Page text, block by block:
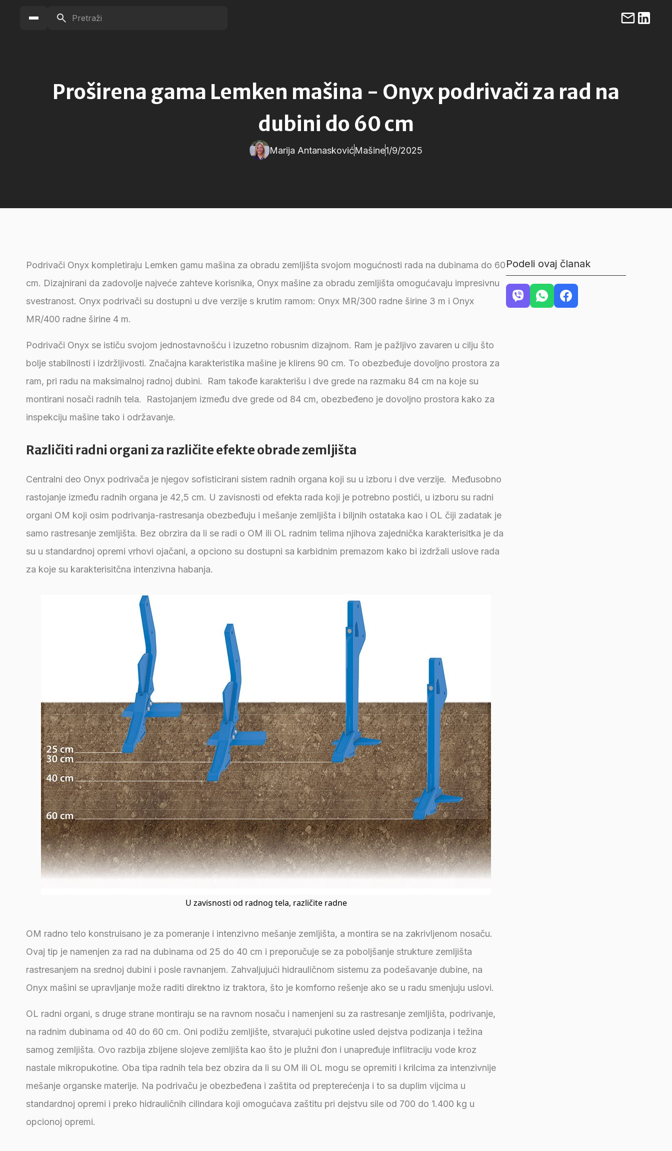
Proširena gama Lemken mašina - Onyx podrivači za rad na
dubini do 60 cm
Marija AntanaskovićMašine1/9/2025
Podrivači Onyx kompletiraju Lemken gamu mašina za obradu zemljišta svojom mogućnosti rada na dubinama do 60
cm. Dizajnirani da zadovolje najveće zahteve korisnika, Onyx mašine za obradu zemljišta omogućavaju impresivnu
svestranost. Onyx podrivači su dostupni u dve verzije s krutim ramom: Onyx MR/300 radne širine 3 m i Onyx
MR/400 radne širine 4 m.
Podrivači Onyx se ističu svojom jednostavnošću i izuzetno robusnim dizajnom. Ram je pažljivo zavaren u cilju što
bolje stabilnosti i izdržljivosti. Značajna karakteristika mašine je klirens 90 cm. To obezbeđuje dovoljno prostora za
ram, pri radu na maksimalnoj radnoj dubini. Ram takođe karakterišu i dve grede na razmaku 84 cm na koje su
montirani nosači radnih tela. Rastojanjem između dve grede od 84 cm, obezbeđeno je dovoljno prostora kako za
inspekciju mašine tako i održavanje.
Različiti radni organi za različite efekte obrade zemljišta
Centralni deo Onyx podrivača je njegov sofisticirani sistem radnih organa koji su u izboru i dve verzije. Međusobno
rastojanje između radnih organa je 42,5 cm. U zavisnosti od efekta rada koji je potrebno postići, u izboru su radni
organi OM koji osim podrivanja-rastresanja obezbeđuju i mešanje zemljišta i biljnih ostataka kao i OL čiji zadatak je
samo rastresanje zemljišta. Bez obrzira da li se radi o OM ili OL radnim telima njihova zajednička karakterisitka je da
su u standardnoj opremi vrhovi ojačani, a opciono su dostupni sa karbidnim premazom kako bi izdržali uslove rada
za koje su karakterisitčna intenzivna habanja.
U zavisnosti od radnog tela, različite radne
OM radno telo konstruisano je za pomeranje i intenzivno mešanje zemljišta, a montira se na zakrivljenom nosaču.
Ovaj tip je namenjen za rad na dubinama od 25 do 40 cm i preporučuje se za poboljšanje strukture zemljišta
rastresanjem na srednoj dubini i posle ravnanjem. Zahvaljujući hidrauličnom sistemu za podešavanje dubine, na
Onyx mašini se upravljanje može raditi direktno iz traktora, što je komforno rešenje ako se u radu smenjuju uslovi.
OL radni organi, s druge strane montiraju se na ravnom nosaču i namenjeni su za rastresanje zemljišta, podrivanje,
na radnim dubinama od 40 do 60 cm. Oni podižu zemljište, stvarajući pukotine usled dejstva podizanja i težina
samog zemljišta. Ovo razbija zbijene slojeve zemljišta kao što je plužni đon i unapređuje inflitraciju vode kroz
nastale mikropukotine. Oba tipa radnih tela bez obzira da li su OM ili OL mogu se opremiti i krilcima za intenzivnije
mešanje organske materije. Na podrivaču je obezbeđena i zaštita od prepterećenja i to sa duplim vijcima u
standardnoj opremi i preko hidrauličnih cilindara koji omogućava zaštitu pri dejstvu sile od 700 do 1.400 kg u
opcionoj opremi.
Podeli ovaj članak